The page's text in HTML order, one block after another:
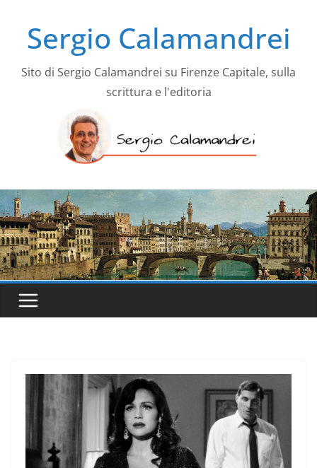
contenutoSergio Calamandrei
Sito di Sergio Calamandrei su Firenze Capitale, sulla
scrittura e l'editoria